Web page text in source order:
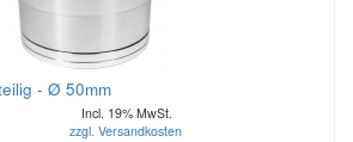
- Ø 50mm
Incl. 19% MwSt.
zzgl. Versandkosten